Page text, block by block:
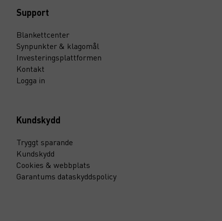
Support
Blankettcenter
Synpunkter & klagomål
Investeringsplattformen
Kontakt
Logga in
Kundskydd
Tryggt sparande
Kundskydd
Cookies & webbplats
Garantums dataskyddspolicy